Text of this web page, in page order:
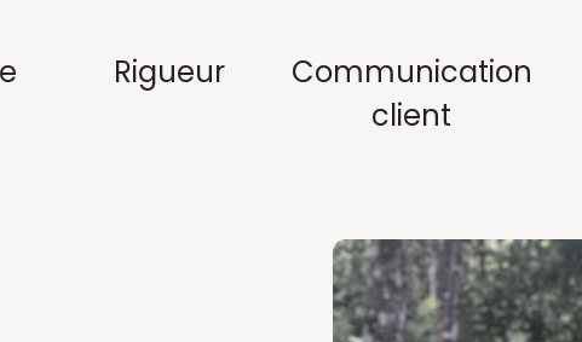
Rigueur
Communication
client